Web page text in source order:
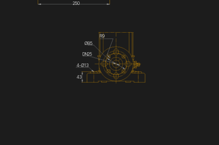
250
DN25
R9
Ø85
4-Ø13
43